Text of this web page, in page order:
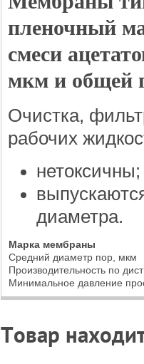
пленочный
смеси
мкм и общей
Очистка,
рабочих
нетоксичны;
диаметра.
Марка мембраны
Средний диаметр пор, мкм
Производительность по
Минимальное давление
Товар